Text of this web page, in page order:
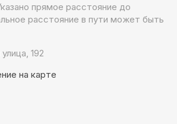
прямое расстояние до
расстояние в пути может быть
192
на карте